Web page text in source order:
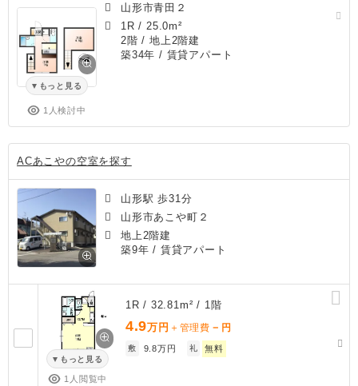
もっと見る
1人検討中
山形市青田２
1R / 25.0m²
2階 / 地上2階建
築34年 / 賃貸アパート
ACあこやの空室を探す
山形駅 歩31分
山形市あこや町２
地上2階建
築9年 / 賃貸アパート
もっと見る
1人閲覧中
1R / 32.81m² / 1階
4.9万円 ＋管理費 － 円
敷 9.8万円 礼 無料